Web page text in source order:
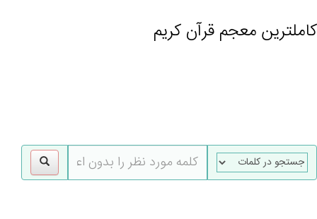
کاملترین معجم قرآن کریم